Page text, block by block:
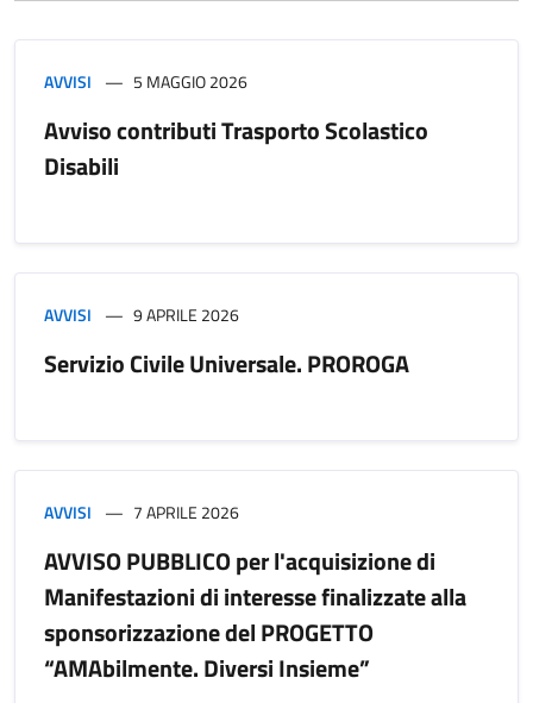
AVVISI 5 MAGGIO 2026
Avviso contributi Trasporto Scolastico
Disabili
AVVISI 9 APRILE 2026
Servizio Civile Universale. PROROGA
AVVISI 7 APRILE 2026
AVVISO PUBBLICO per l'acquisizione di
Manifestazioni di interesse finalizzate alla
sponsorizzazione del PROGETTO
“AMAbilmente. Diversi Insieme”